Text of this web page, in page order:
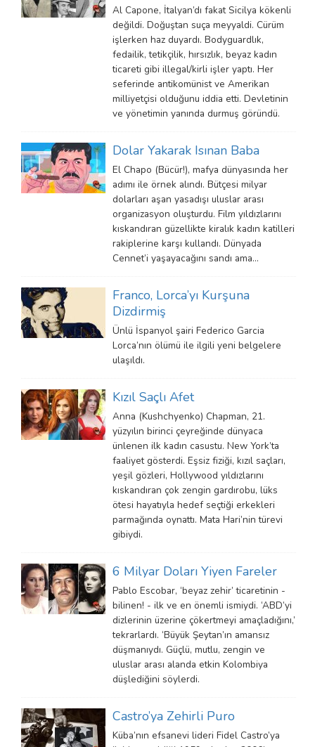
Al Capone, İtalyan’dı fakat Sicilya kökenli
değildi. Doğuştan suça meyyaldi. Cürüm
işlerken haz duyardı. Bodyguardlık,
fedailik, tetikçilik, hırsızlık, beyaz kadın
ticareti gibi illegal/kirli işler yaptı. Her
seferinde antikomünist ve Amerikan
milliyetçisi olduğunu iddia etti. Devletinin
ve yönetimin yanında durmuş göründü.
Dolar Yakarak Isınan Baba
El Chapo (Bücür!), mafya dünyasında her
adımı ile örnek alındı. Bütçesi milyar
dolarları aşan yasadışı uluslar arası
organizasyon oluşturdu. Film yıldızlarını
kıskandıran güzellikte kiralık kadın katilleri
rakiplerine karşı kullandı. Dünyada
Cennet’i yaşayacağını sandı ama…
Franco, Lorca’yı Kurşuna
Dizdirmiş
Ünlü İspanyol şairi Federico Garcia
Lorca’nın ölümü ile ilgili yeni belgelere
ulaşıldı.
Kızıl Saçlı Afet
Anna (Kushchyenko) Chapman, 21.
yüzyılın birinci çeyreğinde dünyaca
ünlenen ilk kadın casustu. New York’ta
faaliyet gösterdi. Eşsiz fiziği, kızıl saçları,
yeşil gözleri, Hollywood yıldızlarını
kıskandıran çok zengin gardırobu, lüks
ötesi hayatıyla hedef seçtiği erkekleri
parmağında oynattı. Mata Hari’nin türevi
gibiydi.
6 Milyar Doları Yiyen Fareler
Pablo Escobar, ‘beyaz zehir’ ticaretinin -
bilinen! - ilk ve en önemli ismiydi. ‘ABD’yi
dizlerinin üzerine çökertmeyi amaçladığını,’
tekrarlardı. ‘Büyük Şeytan’ın amansız
düşmanıydı. Güçlü, mutlu, zengin ve
uluslar arası alanda etkin Kolombiya
düşlediğini söylerdi.
Castro’ya Zehirli Puro
Küba’nın efsanevi lideri Fidel Castro’ya